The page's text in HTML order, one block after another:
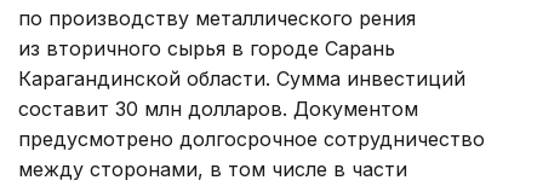
по производству металлического рения
из вторичного сырья в городе Сарань
Карагандинской области. Сумма инвестиций
составит 30 млн долларов. Документом
предусмотрено долгосрочное сотрудничество
между сторонами, в том числе в части